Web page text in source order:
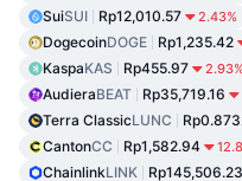
SuiSUI Rp12,010.57 2.43%
DogecoinDOGE Rp1,235.42
KaspaKAS Rp455.97
AudieraBEAT Rp35,719.16
Terra ClassicLUNC
CantonCC Rp1,582.94
ChainlinkLINK Rp145,506.23